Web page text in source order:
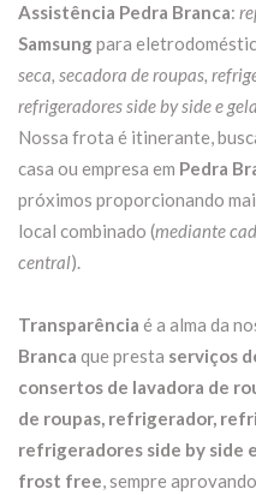
Assistência Pedra Branca:
Samsungpara
seca, secadora de roupas,
refrigeradores side by side e
Nossa frota é itinerante,
casa ou empresa em Pedra
próximos proporcionando
local combinado (mediante
central).
Transparência é a alma da
Branca que presta serviços
consertos de lavadora de
de roupas, refrigerador,
refrigeradores side by side
frost free, sempre